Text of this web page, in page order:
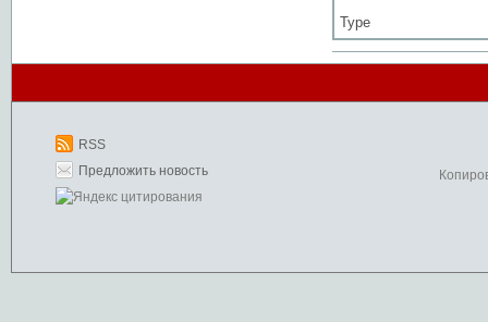
Type
RSS
Предложить новость